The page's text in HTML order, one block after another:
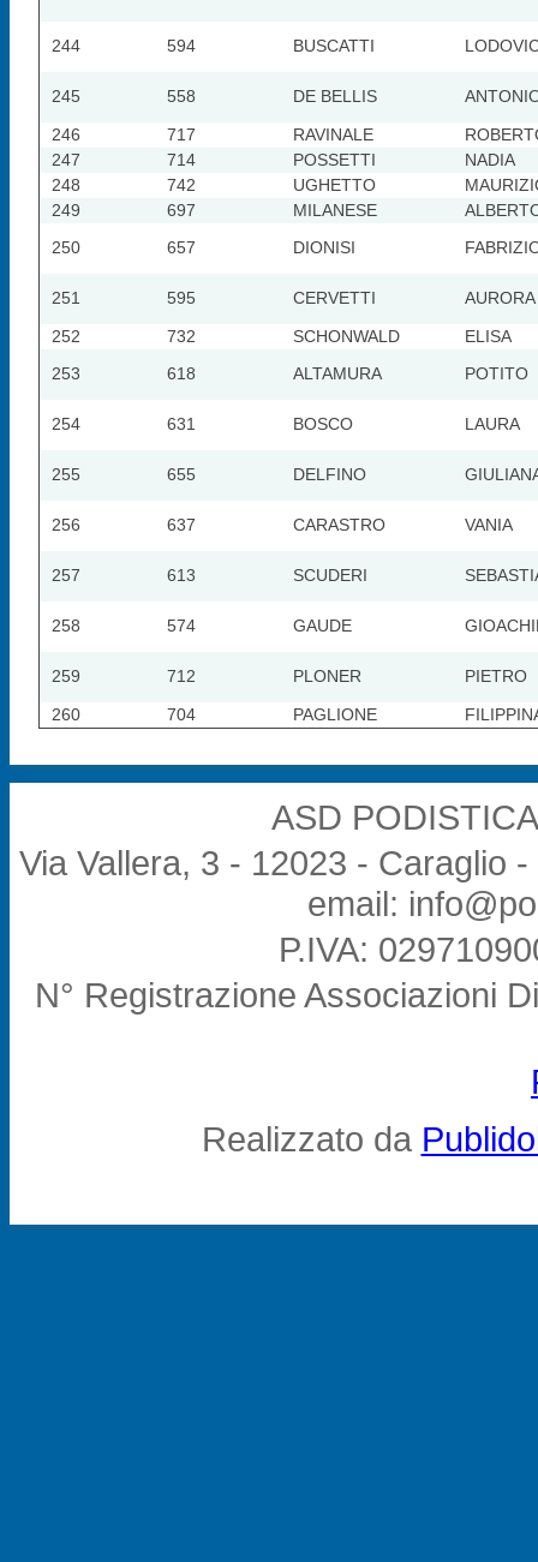
244 594 BUSCATTI
245 558 DE BELLIS
246
717 RAVINALE
247
714 POSSETTI
NADIA
248
742 UGHETTO
249
697 MILANESE
250
657 DIONISI
251 595 CERVETTI
AURORA
252
732 SCHONWALD
ELISA
253
618 ALTAMURA POTITO
254 631 BOSCO LAURA
255 655 DELFINO
256 637 CARASTRO VANIA
257 613 SCUDERI
258 574 GAUDE
259 712 PLONER
PIETRO
260
704 PAGLIONE
ASD
Via Vallera, 3 - 12023 - Caraglio
email:
P.IVA:
N° Registrazione Associazioni
Realizzato da